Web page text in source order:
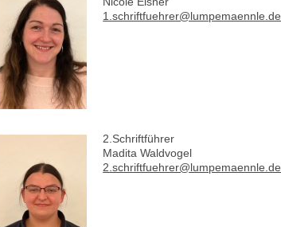
1.schriftfuehrer@lumpemaennle.de
2.Schriftführer
Madita Waldvogel
2.schriftfuehrer@lumpemaennle.de